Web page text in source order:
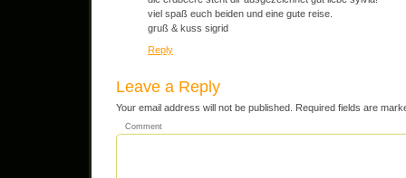
viel spaß euch beiden und eine gute reise.
gruß & kuss sigrid
Reply
Leave a Reply
Your email address will not be published. Required fields are
Comment